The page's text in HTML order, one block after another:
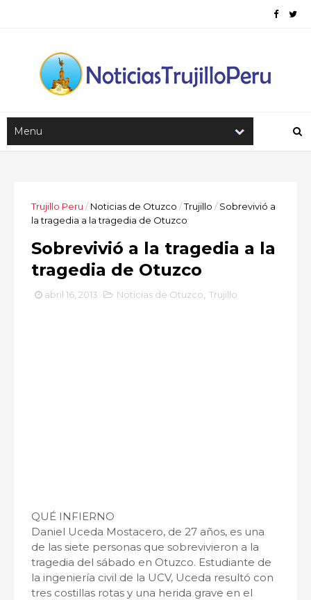
Trujillo Peru / Noticias de Otuzco /Trujillo / Sobrevivió a
la tragedia a la tragedia de Otuzco
Sobrevivió a la tragedia a la
tragedia de Otuzco
abril 16, 2013 Noticias de Otuzco Trujillo
QUÉ INFIERNO
Daniel Uceda Mostacero, de 27 años, es una
de las siete personas que sobrevivieron a la
tragedia del sábado en Otuzco. Estudiante de
la ingeniería civil de la UCV, Uceda resultó con
tres costillas rotas y una herida grave en el